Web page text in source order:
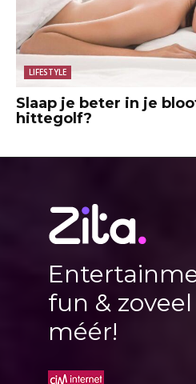
LIFESTYLE
Slaap je beter in je
hittegolf?
fun & zoveel
méér!